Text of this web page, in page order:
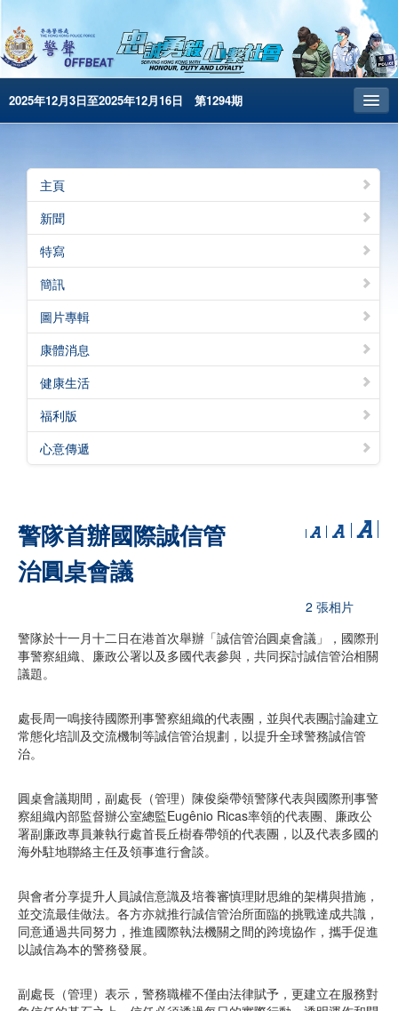
2025年12月3日至2025年12月16日 第1294期
昔日警聲
警務處主頁
简体版
English
電子書版
警聲特刊
主頁
新聞
特寫
簡訊
圖片專輯
康體消息
健康生活
福利版
心意傳遞
警隊首辦國際誠信管
治圓桌會議
2 張相片
警隊於十一月十二日在港首次舉辦「誠信管治圓桌會議」，國際刑
事警察組織、廉政公署以及多國代表參與，共同探討誠信管治相關
議題。
處長周一鳴接待國際刑事警察組織的代表團，並與代表團討論建立
常態化培訓及交流機制等誠信管治規劃，以提升全球警務誠信管
治。
圓桌會議期間，副處長（管理）陳俊燊帶領警隊代表與國際刑事警
察組織內部監督辦公室總監Eugênio Ricas率領的代表團、廉政公
署副廉政專員兼執行處首長丘樹春帶領的代表團，以及代表多國的
海外駐地聯絡主任及領事進行會談。
與會者分享提升人員誠信意識及培養審慎理財思維的架構與措施，
並交流最佳做法。各方亦就推行誠信管治所面臨的挑戰達成共識，
同意通過共同努力，推進國際執法機關之間的跨境協作，攜手促進
以誠信為本的警務發展。
副處長（管理）表示，警務職權不僅由法律賦予，更建立在服務對